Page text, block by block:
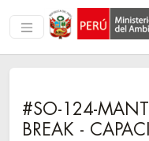
#SO-124-MANT
BREAK -